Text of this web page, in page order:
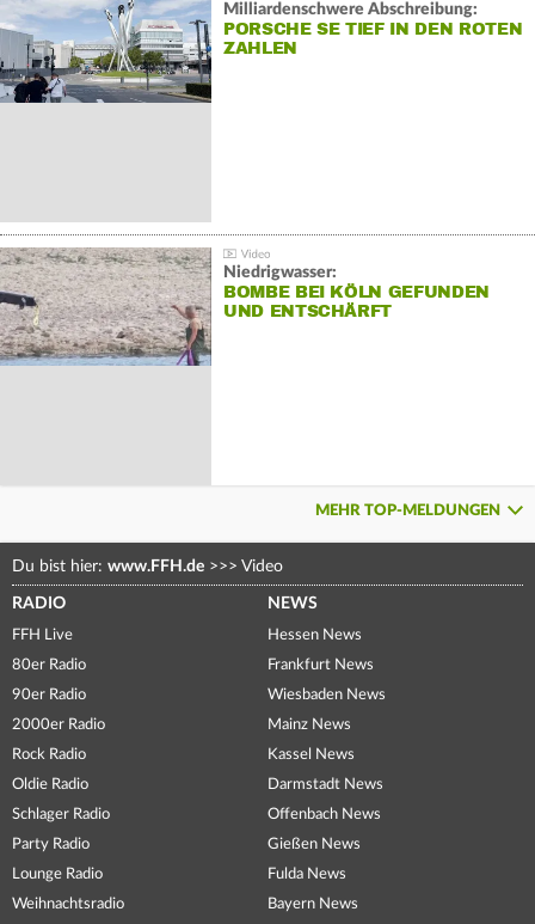
Milliardenschwere Abschreibung:
PORSCHE SE TIEF IN DEN ROTEN
ZAHLEN
Niedrigwasser:
BOMBE BEI KÖLN GEFUNDEN
UND ENTSCHÄRFT
MEHR TOP-MELDUNGEN
Du bist hier: www.FFH.de >>> Video
RADIO
FFH Live
80er Radio
90er Radio
2000er Radio
Rock Radio
Oldie Radio
Schlager Radio
Party Radio
Lounge Radio
Weihnachtsradio
NEWS
Hessen News
Frankfurt News
Wiesbaden News
Mainz News
Kassel News
Darmstadt News
Offenbach News
Gießen News
Fulda News
Bayern News